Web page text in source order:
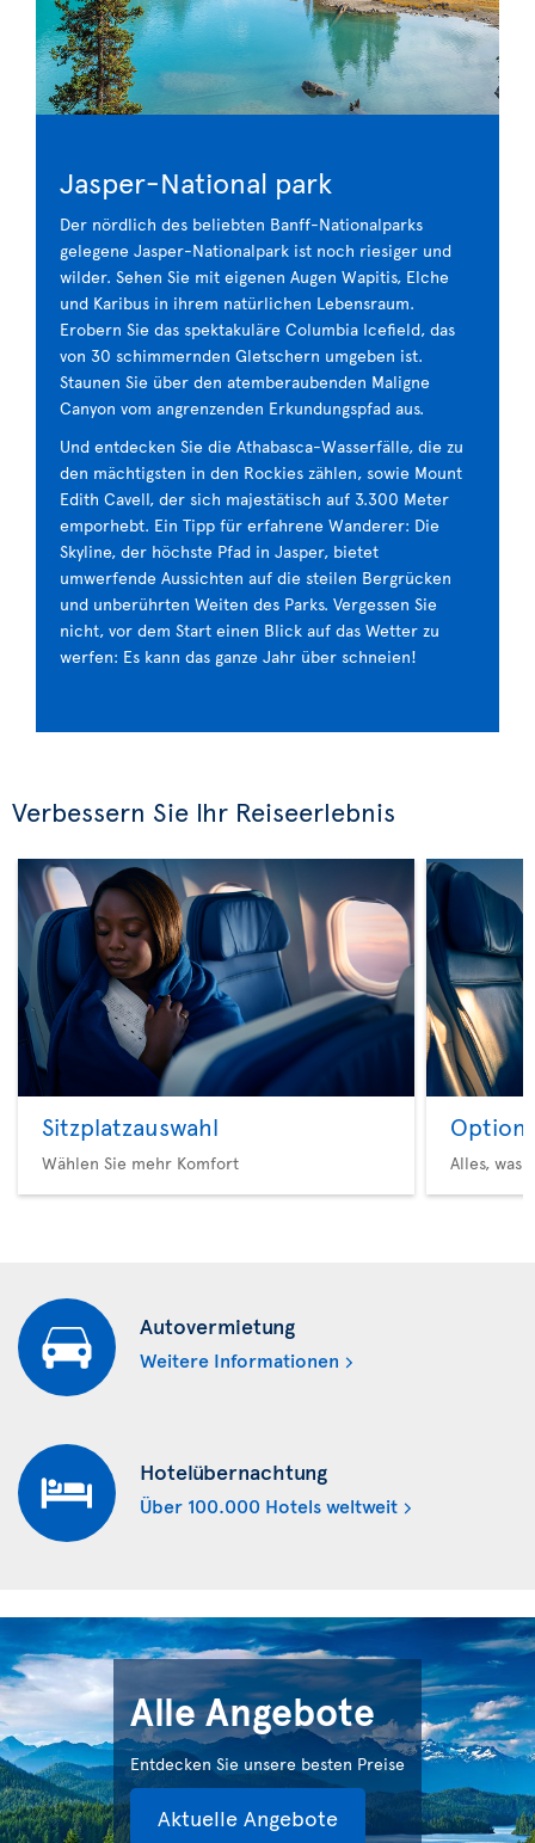
Jasper-National park
Der nördlich des beliebten Banff-Nationalparks
gelegene Jasper-Nationalpark ist noch riesiger und
wilder. Sehen Sie mit eigenen Augen Wapitis, Elche
und Karibus in ihrem natürlichen Lebensraum.
Erobern Sie das spektakuläre Columbia Icefield, das
von 30 schimmernden Gletschern umgeben ist.
Staunen Sie über den atemberaubenden Maligne
Canyon vom angrenzenden Erkundungspfad aus.
Und entdecken Sie die Athabasca-Wasserfälle, die zu
den mächtigsten in den Rockies zählen, sowie Mount
Edith Cavell, der sich majestätisch auf 3.300 Meter
emporhebt. Ein Tipp für erfahrene Wanderer: Die
Skyline, der höchste Pfad in Jasper, bietet
umwerfende Aussichten auf die steilen Bergrücken
und unberührten Weiten des Parks. Vergessen Sie
nicht, vor dem Start einen Blick auf das Wetter zu
werfen: Es kann das ganze Jahr über schneien!
Verbessern Sie Ihr Reiseerlebnis
Sitzplatzauswahl
Wählen Sie mehr Komfort
Option
Alles, was
Autovermietung
Weitere Informationen
Hotelübernachtung
Über 100.000 Hotels weltweit
Alle Angebote
Entdecken Sie unsere besten Preise
Aktuelle Angebote